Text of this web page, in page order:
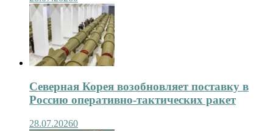
Северная Корея возобновляет поставку в
Россию оперативно-тактических ракет
28.07.20260